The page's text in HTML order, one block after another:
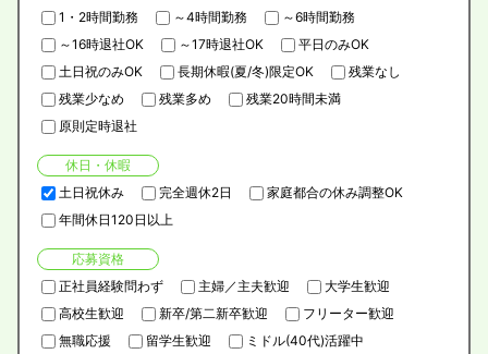
1・2時間勤務
～4時間勤務
～6時間勤務
～16時退社OK
～17時退社OK
平日のみOK
土日祝のみOK
長期休暇(夏/冬)限定OK
残業なし
残業少なめ
残業多め
残業20時間未満
原則定時退社
休日・休暇
土日祝休み
完全週休2日
家庭都合の休み調整OK
年間休日120日以上
応募資格
正社員経験問わず
主婦／主夫歓迎
大学生歓迎
高校生歓迎
新卒/第二新卒歓迎
フリーター歓迎
無職応援
留学生歓迎
ミドル(40代)活躍中